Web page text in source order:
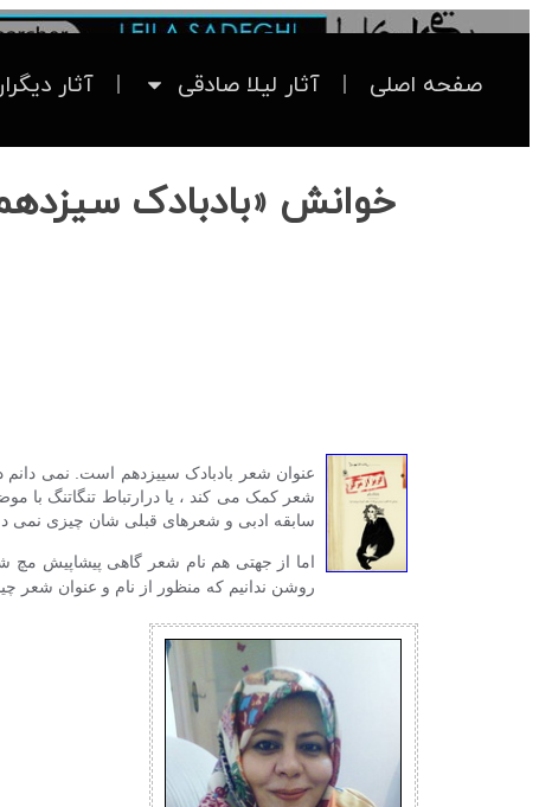
صفحه اصلی آثار لیلا صادقی آثار
خوانش «بادبادک
عنوان شعر بادبادک سییزدهم است. نمی
شعر کمک می کند ، یا درارتباط تنگاتنگ
سابقه ادبی و شعرهای قبلی شان چیزی نمی
اما از جهتی هم نام شعر گاهی پیشاپیش مچ
روشن ندانیم که منظور از نام و عنوان شعر